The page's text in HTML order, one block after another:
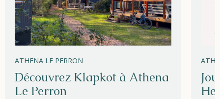
ATHENA LE PERRON
Découvrez Klapkot à Athena
Le Perron